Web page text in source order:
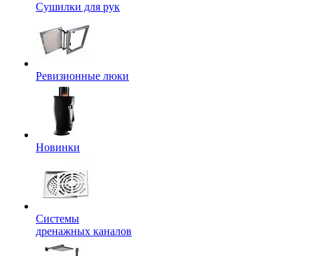
Сушилки для рук
Ревизионные люки
Новинки
Системы
дренажных каналов